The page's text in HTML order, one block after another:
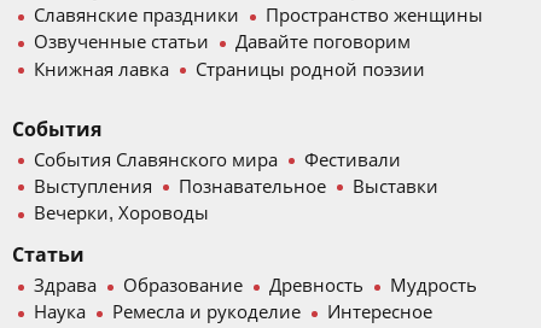
Славянские праздники
Пространство женщины
Озвученные статьи
Давайте поговорим
Книжная лавка
Страницы родной поэзии
События
События Славянского мира
Фестивали
Выступления
Познавательное
Выставки
Вечерки, Хороводы
Статьи
Здрава Образование Древность
Мудрость
Наука
Ремесла и рукоделие
Интересное